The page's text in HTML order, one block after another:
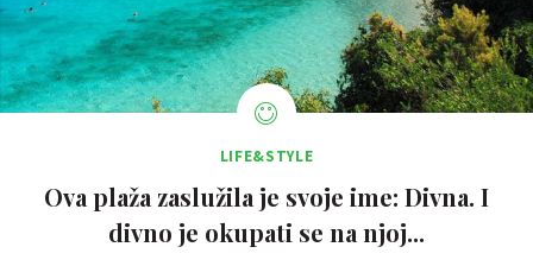
LIFE&STYLE
Ova plaža zaslužila je svoje ime: Divna. I
divno je okupati se na njoj...